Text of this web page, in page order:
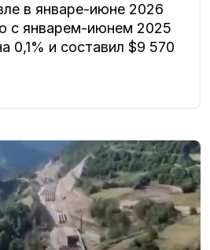
в январе-июне 2026
с январем-июнем 2025
0,1% и составил $9 570